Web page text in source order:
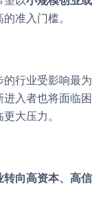
准入门槛。
行业受影响最为
进入者也将面临困
大压力。
转向高资本、高信